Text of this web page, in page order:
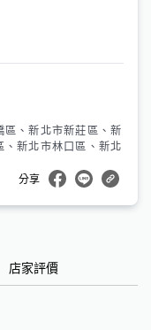
區、新北市新莊區、新
新北市林口區、新北
分享
店家評價